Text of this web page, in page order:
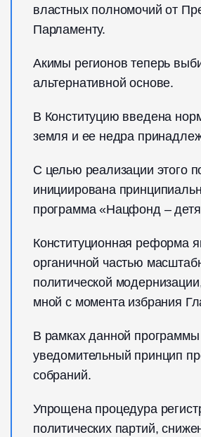
властных полномочий от
Парламенту.
Акимы регионов теперь
альтернативной основе.
В Конституцию введена
земля и ее недра
С целью реализации этого
инициирована
программа «Нацфонд –
Конституционная реформа
органичной частью
политической
мной с момента избрания
В рамках данной
уведомительный принцип
собраний.
Упрощена процедура
политических партий,